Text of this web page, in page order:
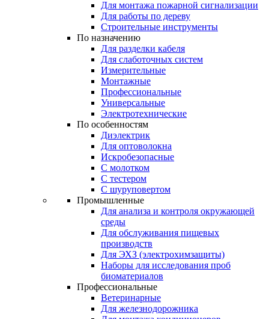
Для монтажа пожарной сигнализации
Для работы по дереву
Строительные инструменты
По назначению
Для разделки кабеля
Для слаботочных систем
Измерительные
Монтажные
Профессиональные
Универсальные
Электротехнические
По особенностям
Диэлектрик
Для оптоволокна
Искробезопасные
С молотком
С тестером
С шуруповертом
Промышленные
Для анализа и контроля окружающей
среды
Для обслуживания пищевых
производств
Для ЭХЗ (электрохимзащиты)
Наборы для исследования проб
биоматериалов
Профессиональные
Ветеринарные
Для железнодорожника